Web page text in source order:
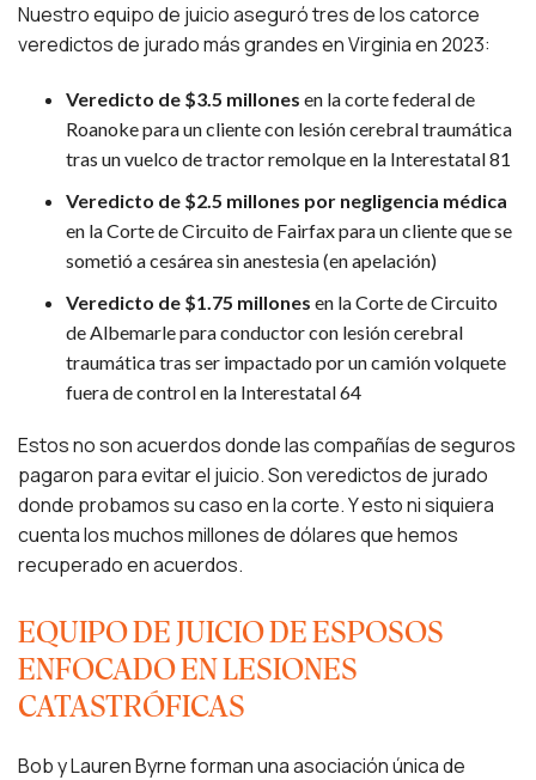
Nuestro equipo de juicio aseguró tres de los catorce
veredictos de jurado más grandes en Virginia en 2023:
Veredicto de $3.5 millones en la corte federal de
Roanoke para un cliente con lesión cerebral traumática
tras un vuelco de tractor remolque en la Interestatal 81
Veredicto de $2.5 millones por negligencia médica
en la Corte de Circuito de Fairfax para un cliente que se
sometió a cesárea sin anestesia (en apelación)
Veredicto de $1.75 millones en la Corte de Circuito
de Albemarle para conductor con lesión cerebral
traumática tras ser impactado por un camión volquete
fuera de control en la Interestatal 64
Estos no son acuerdos donde las compañías de seguros
pagaron para evitar el juicio. Son veredictos de jurado
donde probamos su caso en la corte. Y esto ni siquiera
cuenta los muchos millones de dólares que hemos
recuperado en acuerdos.
EQUIPO DE JUICIO DE ESPOSOS
ENFOCADO EN LESIONES
CATASTRÓFICAS
Bob y Lauren Byrne forman una asociación única de